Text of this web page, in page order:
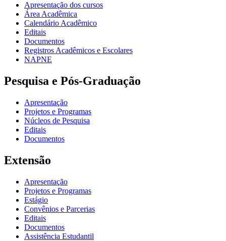
Apresentação dos cursos
Área Acadêmica
Calendário Acadêmico
Editais
Documentos
Registros Acadêmicos e Escolares
NAPNE
Pesquisa e Pós-Graduação
Apresentação
Projetos e Programas
Núcleos de Pesquisa
Editais
Documentos
Extensão
Apresentação
Projetos e Programas
Estágio
Convênios e Parcerias
Editais
Documentos
Assistência Estudantil